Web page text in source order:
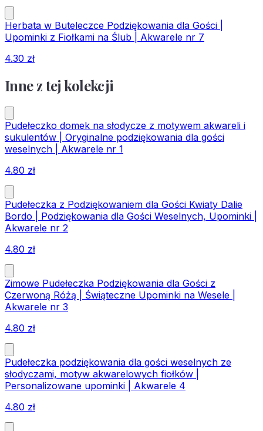
Herbata w Buteleczce Podziękowania dla Gości |
Upominki z Fiołkami na Ślub | Akwarele nr 7
4.30 zł
Inne z tej kolekcji
Pudełeczko domek na słodycze z motywem akwareli i
sukulentów | Oryginalne podziękowania dla gości
weselnych | Akwarele nr 1
4.80 zł
Pudełeczka z Podziękowaniem dla Gości Kwiaty Dalie
Bordo | Podziękowania dla Gości Weselnych, Upominki |
Akwarele nr 2
4.80 zł
Zimowe Pudełeczka Podziękowania dla Gości z
Czerwoną Różą | Świąteczne Upominki na Wesele |
Akwarele nr 3
4.80 zł
Pudełeczka podziękowania dla gości weselnych ze
słodyczami, motyw akwarelowych fiołków |
Personalizowane upominki | Akwarele 4
4.80 zł